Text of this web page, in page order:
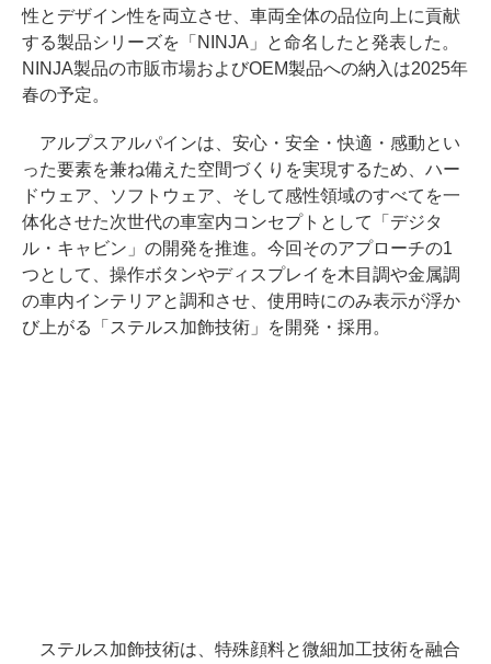
性とデザイン性を両立させ、車両全体の品位向上に貢献
する製品シリーズを「NINJA」と命名したと発表した。
NINJA製品の市販市場およびOEM製品への納入は2025年
春の予定。
アルプスアルパインは、安心・安全・快適・感動とい
った要素を兼ね備えた空間づくりを実現するため、ハー
ドウェア、ソフトウェア、そして感性領域のすべてを一
体化させた次世代の車室内コンセプトとして「デジタ
ル・キャビン」の開発を推進。今回そのアプローチの1
つとして、操作ボタンやディスプレイを木目調や金属調
の車内インテリアと調和させ、使用時にのみ表示が浮か
び上がる「ステルス加飾技術」を開発・採用。
ステルス加飾技術は、特殊顔料と微細加工技術を融合